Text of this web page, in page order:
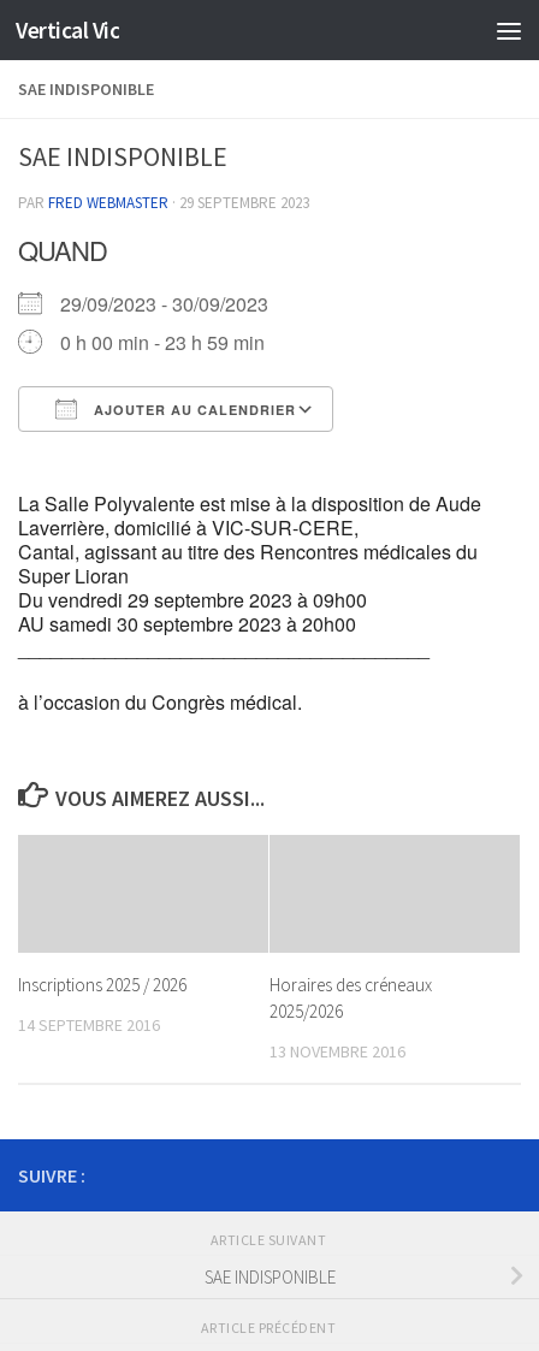
Skip to content
Vertical Vic
SAE INDISPONIBLE
SAE INDISPONIBLE
PAR FRED WEBMASTER · 29 SEPTEMBRE 2023
QUAND
29/09/2023 - 30/09/2023
0 h 00 min - 23 h 59 min
AJOUTER AU CALENDRIER
La Salle Polyvalente est mise à la disposition de Aude
Laverrière, domicilié à VIC-SUR-CERE,
Cantal, agissant au titre des Rencontres médicales du
Super Lioran
Du vendredi 29 septembre 2023 à 09h00
AU samedi 30 septembre 2023 à 20h00
à l’occasion du Congrès médical.
VOUS AIMEREZ AUSSI...
Inscriptions 2025 / 2026
14 SEPTEMBRE 2016
Horaires des créneaux
2025/2026
13 NOVEMBRE 2016
SUIVRE :
ARTICLE SUIVANT
SAE INDISPONIBLE
ARTICLE PRÉCÉDENT